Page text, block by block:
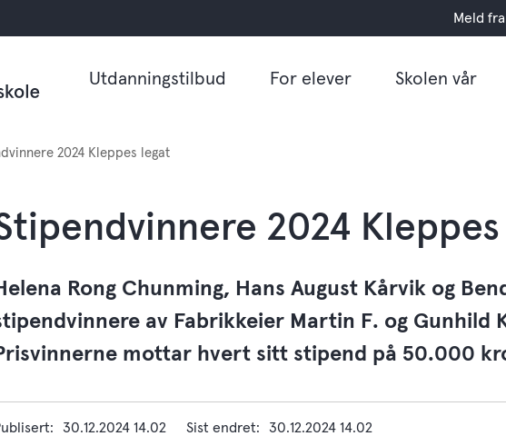
Meld
Utdanningstilbud For elever Skolen vår
2024 Kleppes legat
2024
Rong Chunming, Hans August Kårvik og
av Fabrikkeier Martin F. og Gunhild
mottar hvert sitt stipend på 50.000
30.12.2024 14.02 Sist endret 30.12.2024 14.02